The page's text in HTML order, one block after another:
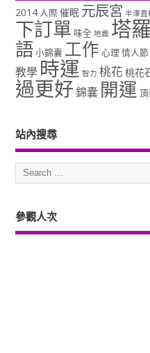
2014人際 催眠 元辰宮 半澤直
下訂單 味全 地震 塔羅
語小錦囊 工作 心理情人節
教學 時運 智力 桃花 桃花
過更好錦囊 開運
站內搜尋
參觀人次